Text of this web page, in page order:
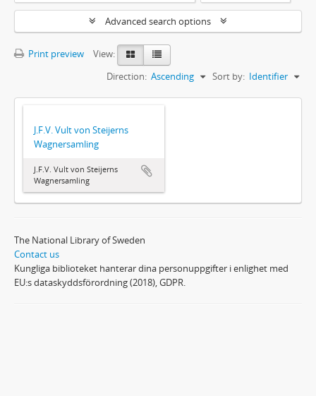
Advanced search options
Print preview
View:
Sort by: Identifier
Direction: Ascending
J.F.V. Vult von Steijerns
Wagnersamling
J.F.V. Vult von Steijerns
Wagnersamling
The National Library of Sweden
Contact us
Kungliga biblioteket hanterar dina personuppgifter i enlighet med
EU:s dataskyddsförordning (2018), GDPR.